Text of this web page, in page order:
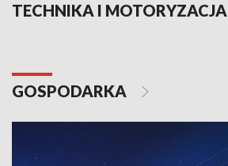
TECHNIKA I MOTORYZACJA
GOSPODARKA